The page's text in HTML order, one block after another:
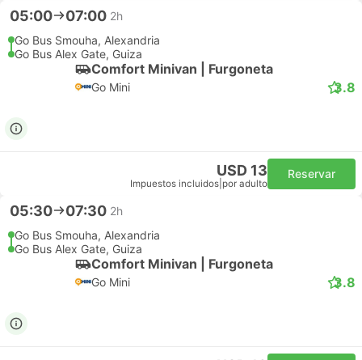
05:00 07:00 2h
Go Bus Smouha, Alexandria
Go Bus Alex Gate, Guiza
Comfort Minivan | Furgoneta
Go Mini 3.8
USD 13
Impuestos incluidos por adulto
Reservar
05:30 07:30 2h
Go Bus Smouha, Alexandria
Go Bus Alex Gate, Guiza
Comfort Minivan | Furgoneta
Go Mini 3.8